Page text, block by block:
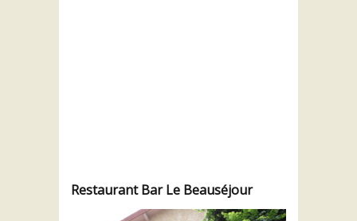
Restaurant Bar Le Beauséjour